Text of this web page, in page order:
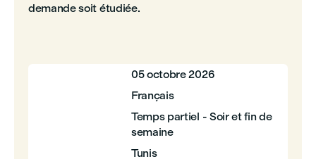
demande soit étudiée.
05 octobre 2026
Français
Temps partiel - Soir et fin de
semaine
Tunis